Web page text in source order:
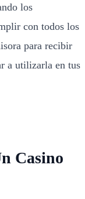
los
con todos los
para recibir
a utilizarla en tus
Casino